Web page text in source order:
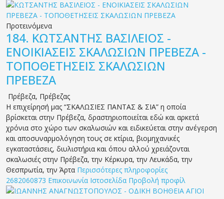
Προτεινόμενα
184. ΚΩΤΣΑΝΤΗΣ ΒΑΣΙΛΕΙΟΣ -
ΕΝΟΙΚΙΑΣΕΙΣ ΣΚΑΛΩΣΙΩΝ ΠΡΕΒΕΖΑ -
ΤΟΠΟΘΕΤΗΣΕΙΣ ΣΚΑΛΩΣΙΩΝ
ΠΡΕΒΕΖΑ
Πρέβεζα, Πρέβεζας
Η επιχείρησή μας “ΣΚΑΛΩΣΙΕΣ ΠΑΝΤΑΣ & ΣΙΑ” η οποία
βρίσκεται στην Πρέβεζα, δραστηριοποιείται εδώ και αρκετά
χρόνια στο χώρο των σκαλωσιών και ειδικεύεται στην ανέγερση
και αποσυναρμολόγηση τους σε κτίρια, βιομηχανικές
εγκαταστάσεις, διυλιστήρια και όπου αλλού χρειάζονται
σκαλωσιές στην Πρέβεζα, την Κέρκυρα, την Λευκάδα, την
Θεσπρωτία, την Άρτα Περισσότερες πληροφορίες
2682060873 Επικοινωνία Ιστοσελίδα Προβολή προφίλ